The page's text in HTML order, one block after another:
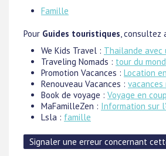
Famille
Pour Guides touristiques, consultez
We Kids Travel : Thailande
Traveling Nomads : tour du
Promotion Vacances : Location
Renouveau Vacances :
Book de voyage : Voyage en
MaFamilleZen : Information sur
Lsla : famille